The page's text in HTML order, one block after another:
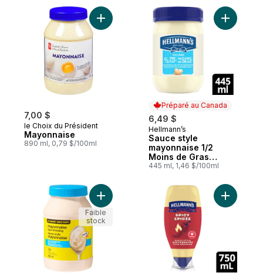
7,00 $
le Choix du Président
Mayonnaise
890 ml, 0,79 $/100ml
Ajouter Mayonnaise au panier
Préparé au Canada
6,49 $
Préparé au Canada
Hellmann’s
Sauce style
mayonnaise 1/2
Moins de Gras
condiment sans
445 ml, 1,46 $/100ml
Ajouter
Ajouter Sauce style mayonnaise légère
Faible
stock
Ajouter